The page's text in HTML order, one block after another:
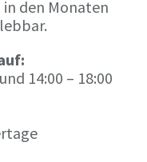
den Monaten
14:00 – 18:00